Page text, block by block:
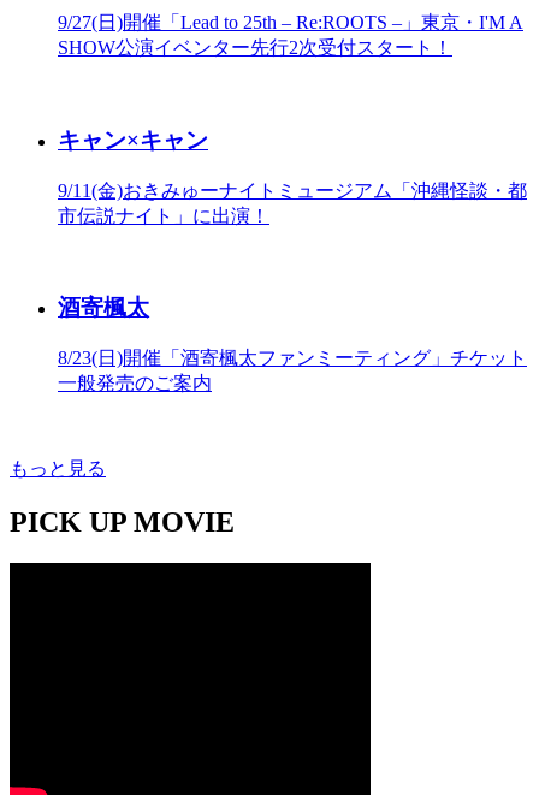
9/27(日)開催「Lead to 25th – Re:ROOTS –」東京・I'M A
SHOW公演イベンター先行2次受付スタート！
キャン×キャン
9/11(金)おきみゅーナイトミュージアム「沖縄怪談・都
市伝説ナイト」に出演！
酒寄楓太
8/23(日)開催「酒寄楓太ファンミーティング」チケット
一般発売のご案内
もっと見る
PICK UP MOVIE